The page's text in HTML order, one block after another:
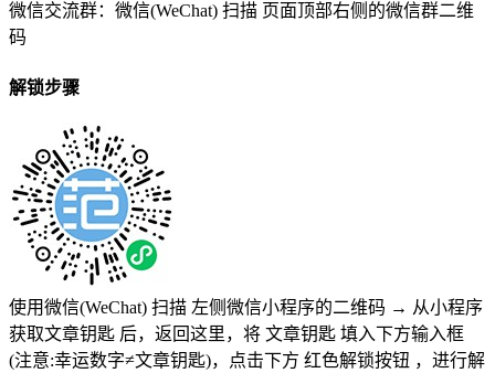
微信交流群：微信(WeChat) 扫描 页面顶部右侧的微信群二维
码
解锁步骤
使用微信(WeChat) 扫描 左侧微信小程序的二维码 → 从小程序
获取文章钥匙 后，返回这里，将 文章钥匙 填入下方输入框
(注意:幸运数字≠文章钥匙)，点击下方 红色解锁按钮 ，进行解